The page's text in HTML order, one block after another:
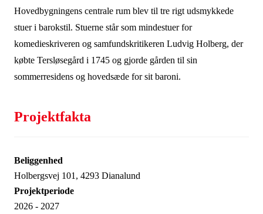
Hovedbygningens centrale rum blev til tre rigt udsmykkede
stuer i barokstil. Stuerne står som mindestuer for
komedieskriveren og samfundskritikeren Ludvig Holberg, der
købte Tersløsegård i 1745 og gjorde gården til sin
sommerresidens og hovedsæde for sit baroni.
Projektfakta
Beliggenhed
Holbergsvej 101, 4293 Dianalund
Projektperiode
2026 - 2027